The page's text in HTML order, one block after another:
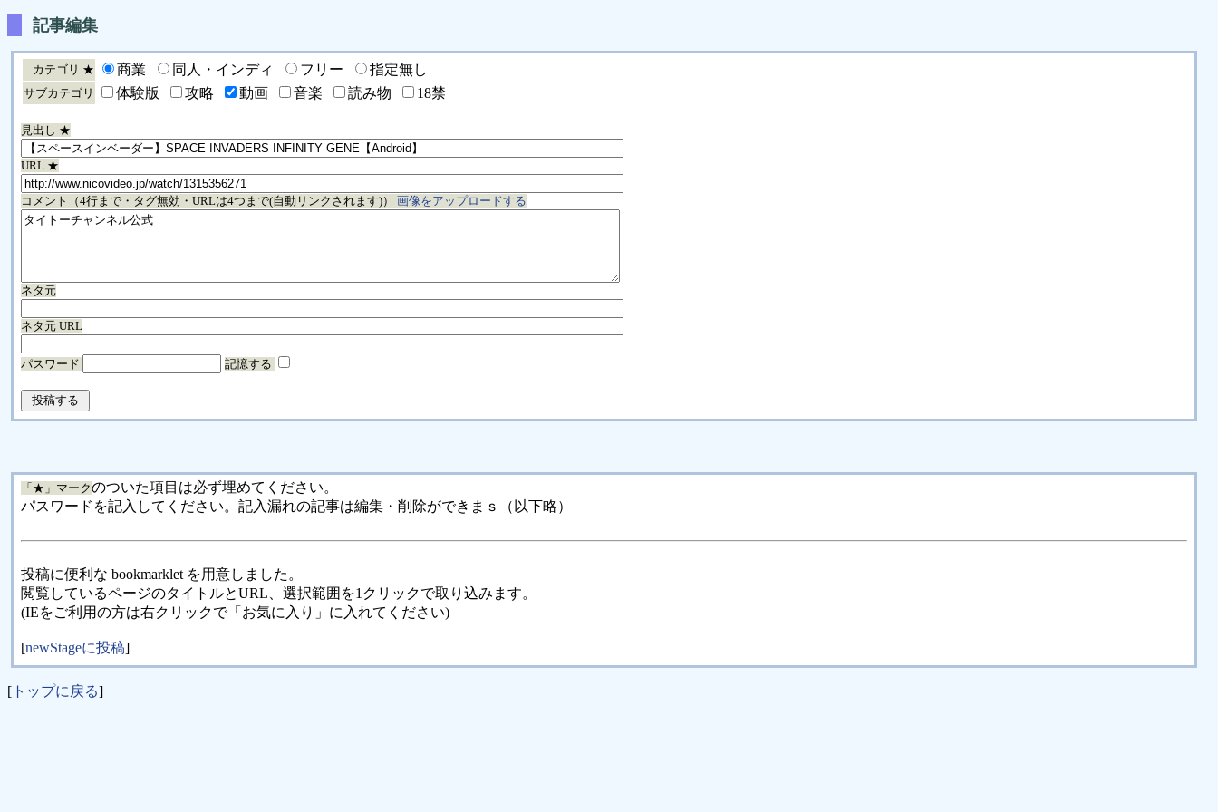
記事編集
カテゴリ ★ 商業 同人・インディ フリー 指定無し
サブカテゴリ 体験版 攻略 動画 音楽 読み物 18禁
見出し ★
URL ★
コメント（4行まで・タグ無効・URLは4つまで(自動リンクされます)） 画像をアップロードする
ネタ元
ネタ元 URL
パスワード 記憶する
「★」マークのついた項目は必ず埋めてください。
パスワードを記入してください。記入漏れの記事は編集・削除ができまｓ（以下略）
投稿に便利な bookmarklet を用意しました。
閲覧しているページのタイトルとURL、選択範囲を1クリックで取り込みます。
(IEをご利用の方は右クリックで「お気に入り」に入れてください)
[newStageに投稿]
[ トップに戻る]